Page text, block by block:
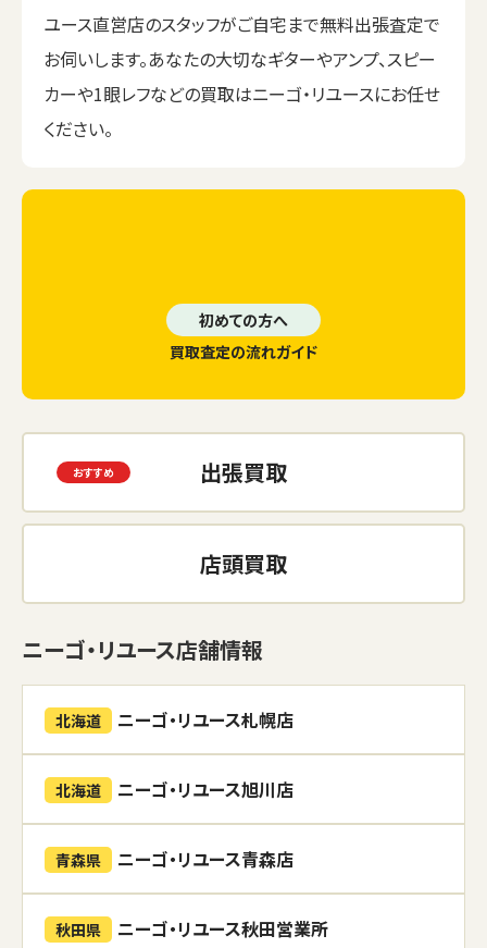
ユース直営店のスタッフがご自宅まで無料出張査定で
お伺いします。あなたの大切なギターやアンプ、スピー
カーや1眼レフなどの買取はニーゴ・リユースにお任せ
ください。
初めての方へ
買取査定の流れガイド
出張買取
店頭買取
ニーゴ・リユース店舗情報
北海道 ニーゴ・リユース札幌店
北海道 ニーゴ・リユース旭川店
青森県 ニーゴ・リユース青森店
秋田県 ニーゴ・リユース秋田営業所